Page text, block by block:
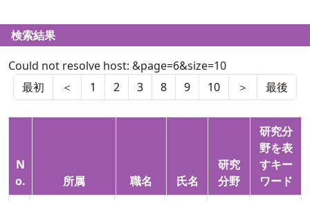
検索結果
Could not resolve host: &page=6&size=10
最初
＜ 1 2 3 8 9 10 ＞ 最後
N
o.
所属 職名 氏名
研究
分野
研究分
野を表
すキー
ワード